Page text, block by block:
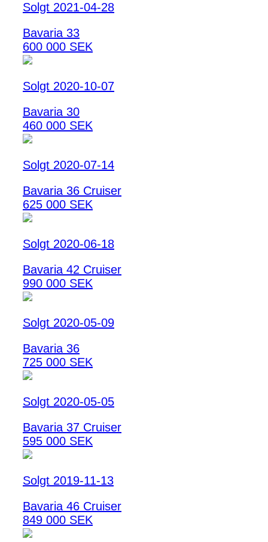
Solgt 2021-04-28
Bavaria 33
600 000 SEK
Solgt 2020-10-07
Bavaria 30
460 000 SEK
Solgt 2020-07-14
Bavaria 36 Cruiser
625 000 SEK
Solgt 2020-06-18
Bavaria 42 Cruiser
990 000 SEK
Solgt 2020-05-09
Bavaria 36
725 000 SEK
Solgt 2020-05-05
Bavaria 37 Cruiser
595 000 SEK
Solgt 2019-11-13
Bavaria 46 Cruiser
849 000 SEK